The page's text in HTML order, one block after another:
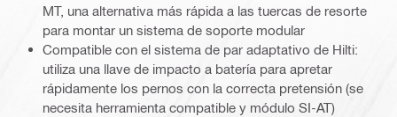
MT, una alternativa más rápida a las tuercas de resorte
para montar un sistema de soporte modular
Compatible con el sistema de par adaptativo de Hilti:
utiliza una llave de impacto a batería para apretar
rápidamente los pernos con la correcta pretensión (se
necesita herramienta compatible y módulo SI-AT)